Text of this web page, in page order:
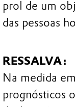
prol de um
das pessoas
RESSALVA:
Na medida
prognósticos